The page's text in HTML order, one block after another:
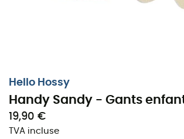
Hello Hossy
Handy Sandy - Gants
19,90 €
TVA incluse